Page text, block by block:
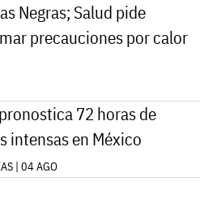
Negras; Salud pide
precauciones por calor
72 horas de
intensas en México
| 04 AGO